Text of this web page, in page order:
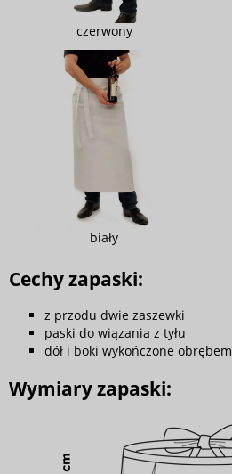
czerwony
biały
Cechy zapaski:
z przodu dwie zaszewki
paski do wiązania z tyłu
dół i boki wykończone obrębem
Wymiary zapaski: